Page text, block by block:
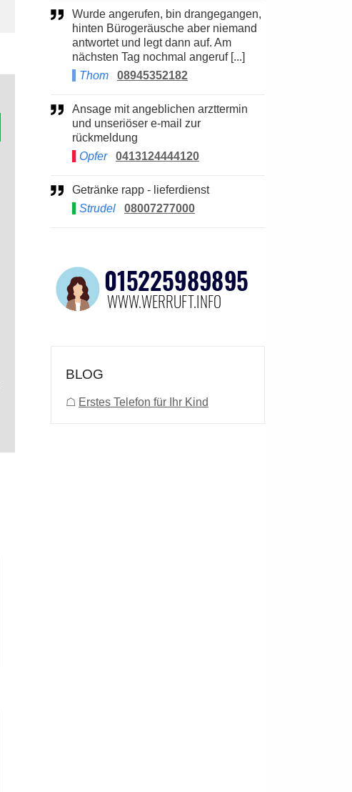
Wurde angerufen, bin drangegangen,
hinten Bürogeräusche aber niemand
antwortet und legt dann auf. Am
nächsten Tag nochmal angeruf [...]
Thom
08945352182
Ansage mit angeblichen arzttermin
und unseriöser e-mail zur
rückmeldung
Opfer
0413124444120
Getränke rapp - lieferdienst
Strudel
08007277000
BLOG
☖ Erstes Telefon für Ihr Kind